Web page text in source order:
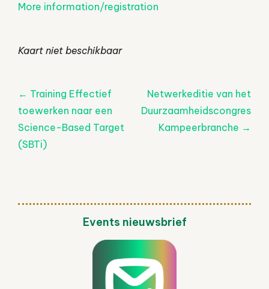
More information/registration
Kaart niet beschikbaar
Post
navigatie
← Training Effectief
toewerken naar een
Science-Based Target
(SBTi)
Netwerkeditie van het
Duurzaamheidscongres
Kampeerbranche →
Events nieuwsbrief